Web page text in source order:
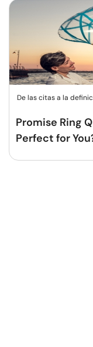
De las citas a la
Promise Ring
Perfect for